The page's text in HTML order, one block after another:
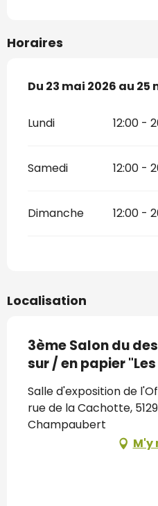
Horaires
Du 23 mai 2026 au 25
Du 23 mai 2026 au 25
Lundi 12:00 -
Samedi 12:00 -
Dimanche 12:00 -
Localisation
3ème Salon du
sur / en papier
Salle d'exposition de
rue de la Cachotte,
Champaubert
M'y